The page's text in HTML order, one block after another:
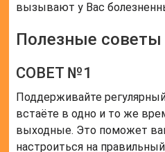
вызывают у Вас
Полезные советы
СОВЕТ №1
Поддерживайте
встаёте в одно и то же
выходные. Это поможет
настроиться на